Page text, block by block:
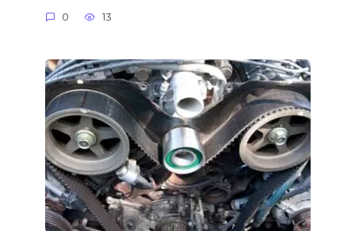
0 13